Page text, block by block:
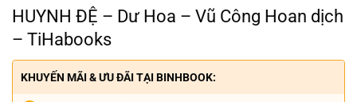
HUYNH ĐỆ – Dư Hoa – Vũ Công Hoan dịch
– TiHabooks
KHUYẾN MÃI & ƯU ĐÃI TẠI BINHBOOK: